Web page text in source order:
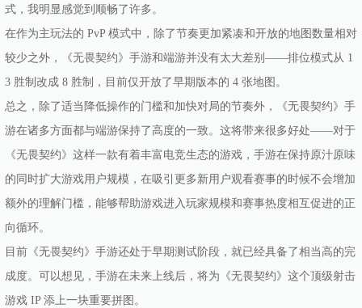
式，我明显感觉到顺畅了许多。
在作为主玩法的 PvP 模式中，除了节奏更加紧凑和开放的地图数量相对
较少之外，《无畏契约》手游和端游并没有太大差别——排位模式从 1
3 胜制改成 8 胜制，目前仅开放了早期版本的 4 张地图。
总之，除了适当降低操作的门槛和加快对局的节奏外，《无畏契约》手
游在诸多方面都与端游保持了高度的一致。这将带来很多好处——对于
《无畏契约》这样一款有着丰富电竞生态的游戏，手游在保持原汁原味
的同时扩大游戏用户规模，在吸引更多新用户观看赛事的时候不会增加
额外的理解门槛，能够帮助游戏进入玩家规模和赛事热度相互促进的正
向循环。
目前《无畏契约》手游还处于早期测试阶段，就已经具备了相当高的完
成度。可以想见，手游在未来上线后，将为《无畏契约》这个顶级射击
游戏 IP 添上一块重要拼图。